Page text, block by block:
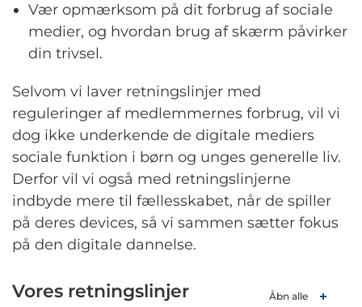
Vær opmærksom på dit forbrug af sociale
medier, og hvordan brug af skærm påvirker
din trivsel.
Selvom vi laver retningslinjer med
reguleringer af medlemmernes forbrug, vil vi
dog ikke underkende de digitale mediers
sociale funktion i børn og unges generelle liv.
Derfor vil vi også med retningslinjerne
indbyde mere til fællesskabet, når de spiller
på deres devices, så vi sammen sætter fokus
på den digitale dannelse.
Vores retningslinjer Åbn alle